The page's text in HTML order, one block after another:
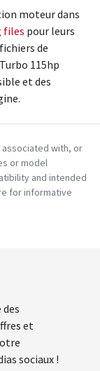
moteur dans
files pour leurs
de
115hp
et des
associated with, or
or model
and intended
for informative
et
sociaux !